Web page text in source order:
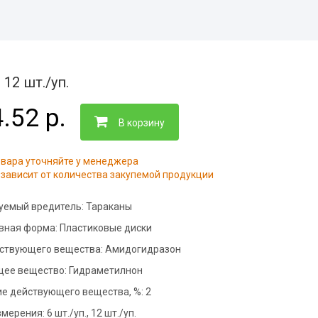
предприятий
промышленности
медицинских
на молочных
пищевых
аптек
офисов
складов
12 шт./уп.
р. В корзину
уточняйте у менеджера
от количества закупемой продукции
вредитель: Тараканы
форма: Пластиковые диски
вещества: Амидогидразон
вещество: Гидраметилнон
действующего вещества, %: 2
6 шт./уп., 12 шт./уп.